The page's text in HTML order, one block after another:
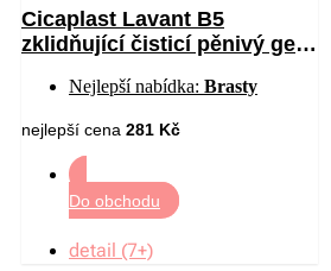
Cicaplast Lavant B5
zklidňující čisticí pěnivý gel
Nejlepší nabídka: Brasty
nejlepší cena 281 Kč
Do obchodu
detail (7+)